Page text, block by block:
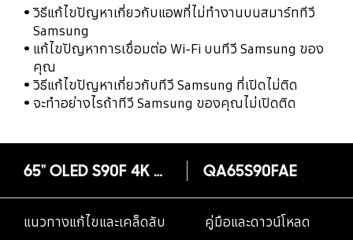
วิธีแก้ไขปัญหาเกี่ยวกับแอพที่ไม่ทำงานบนสมาร์ททีวี
Samsung
แก้ไขปัญหาการเชื่อมต่อ Wi-Fi บนทีวี Samsung ของ
คุณ
วิธีแก้ไขปัญหาเกี่ยวกับทีวี Samsung ที่เปิดไม่ติด
จะทำอย่างไรถ้าทีวี Samsung ของคุณไม่เปิดติด
65" OLED S90F 4K Samsung Vision AI Smart TV (2025) QA65S90FAE
แนวทางแก้ไขและเคล็ดลับ คู่มือและดาวน์โหลด